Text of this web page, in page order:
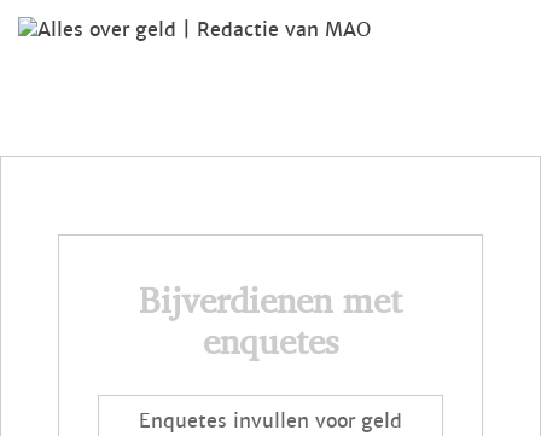
Bijverdienen met
enquetes
Enquetes invullen voor geld